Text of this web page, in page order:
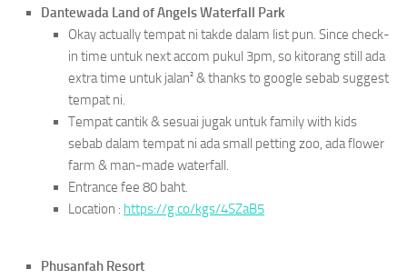
Dantewada Land of Angels Waterfall Park
Okay actually tempat ni takde dalam list pun. Since check-
in time untuk next accom pukul 3pm, so kitorang still ada
extra time untuk jalan² & thanks to google sebab suggest
tempat ni.
Tempat cantik & sesuai jugak untuk family with kids
sebab dalam tempat ni ada small petting zoo, ada flower
farm & man-made waterfall.
Entrance fee 80 baht.
Location : https://g.co/kgs/4SZaB5
Phusanfah Resort